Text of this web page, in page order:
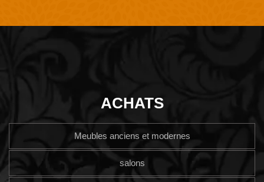
ACHATS
Meubles anciens et modernes
salons